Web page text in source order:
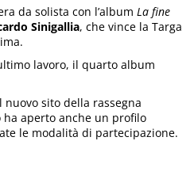
da solista con l’albumLa fine
Sinigallia, che vince la Targa
lavoro, il quarto album
sito della rassegna
ha aperto anche un profilo
le modalità di partecipazione.